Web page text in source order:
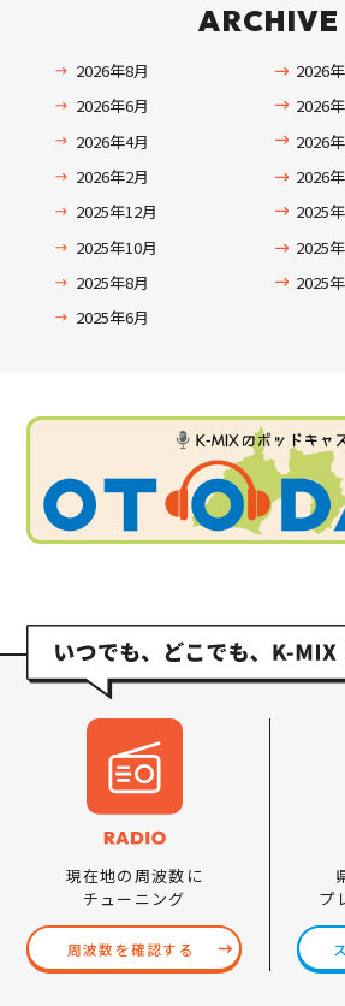
ARCHIVE
2026年8月
2026
2026年6月
2026
2026年4月
2026
2026年2月
2026
2025年12月
2025
2025年10月
2025
2025年8月
2025
2025年6月
現在地の周波数に
チューニング
周波数を確認する
プ